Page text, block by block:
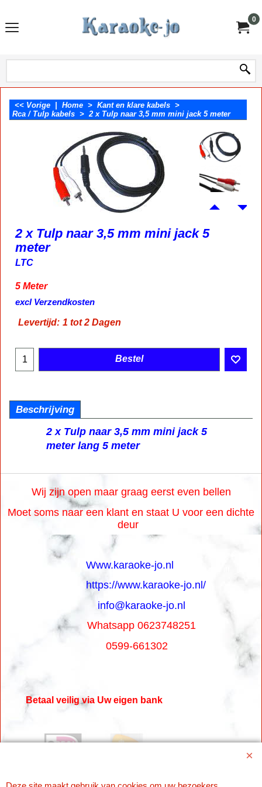
0
<< Vorige Home > Kant en klare kabels >
Rca / Tulp kabels >2 x Tulp naar 3,5 mm mini jack 5 meter
2 x Tulp naar 3,5 mm mini jack 5
meter
LTC
5 Meter
excl Verzendkosten
Levertijd: 1 tot 2 Dagen
Bestel
Beschrijving
2 x Tulp naar 3,5 mm mini jack 5
meter lang 5 meter
Wij zijn open maar graag eerst even bellen
Moet soms naar een klant en staat U voor een dichte
deur
Www.karaoke-jo.nl
https://www.karaoke-jo.nl/
info@karaoke-jo.nl
Whatsapp 0623748251
0599-661302
Betaal veilig via Uw eigen bank